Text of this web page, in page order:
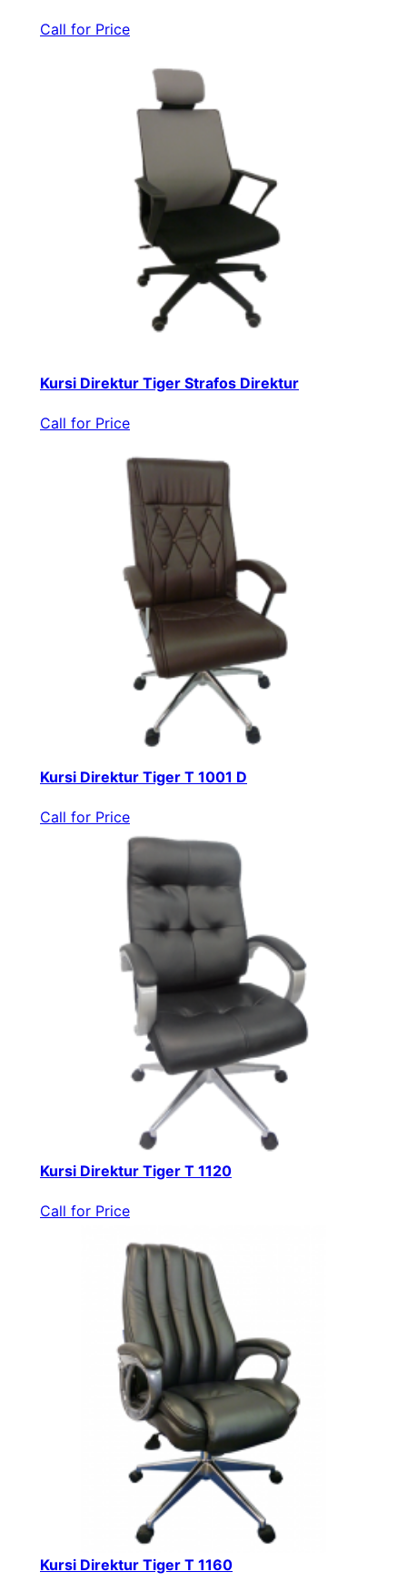
Call for Price
Kursi Direktur Tiger Strafos Direktur
Call for Price
Kursi Direktur Tiger T 1001 D
Call for Price
Kursi Direktur Tiger T 1120
Call for Price
Kursi Direktur Tiger T 1160